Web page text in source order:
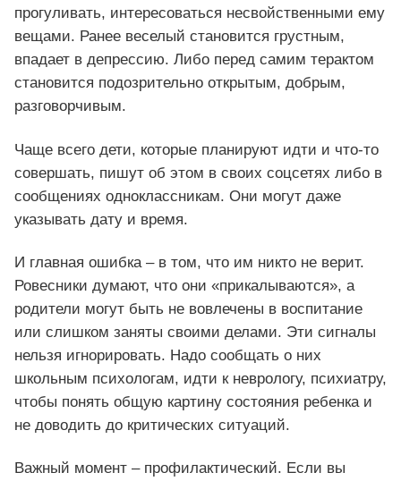
прогуливать, интересоваться несвойственными ему
вещами. Ранее веселый становится грустным,
впадает в депрессию. Либо перед самим терактом
становится подозрительно открытым, добрым,
разговорчивым.
Чаще всего дети, которые планируют идти и что-то
совершать, пишут об этом в своих соцсетях либо в
сообщениях одноклассникам. Они могут даже
указывать дату и время.
И главная ошибка – в том, что им никто не верит.
Ровесники думают, что они «прикалываются», а
родители могут быть не вовлечены в воспитание
или слишком заняты своими делами. Эти сигналы
нельзя игнорировать. Надо сообщать о них
школьным психологам, идти к неврологу, психиатру,
чтобы понять общую картину состояния ребенка и
не доводить до критических ситуаций.
Важный момент – профилактический. Если вы